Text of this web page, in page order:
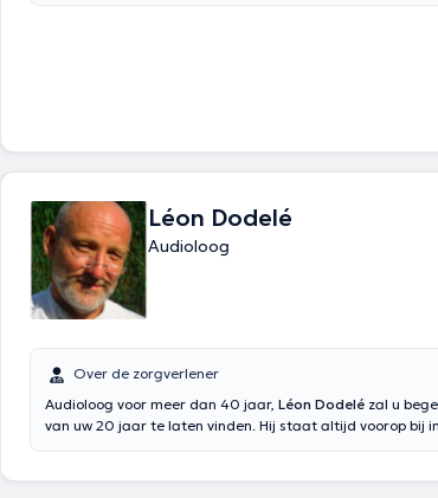
Léon Dodelé
Audioloog
Over de zorgverlener
Audioloog voor meer dan 40 jaar, Léon Dodelé zal u
van uw 20 jaar te laten vinden. Hij staat altijd voorop bij